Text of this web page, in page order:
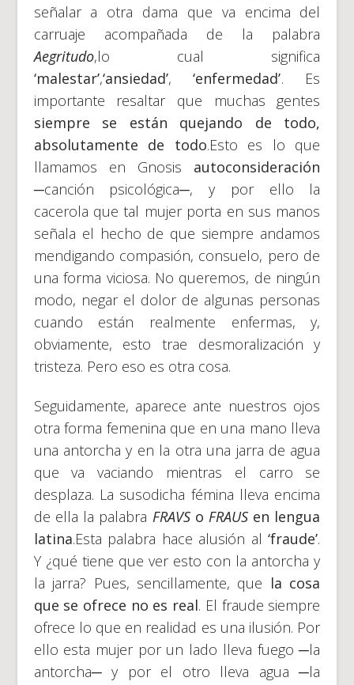
señalar a otra dama que va encima del
carruaje acompañada de la palabra
Aegritudo,lo cual significa
‘malestar’,‘ansiedad’, ‘enfermedad’. Es
importante resaltar que muchas gentes
siempre se están quejando de todo,
absolutamente de todo.Esto es lo que
llamamos en Gnosis autoconsideración
─canción psicológica─, y por ello la
cacerola que tal mujer porta en sus manos
señala el hecho de que siempre andamos
mendigando compasión, consuelo, pero de
una forma viciosa. No queremos, de ningún
modo, negar el dolor de algunas personas
cuando están realmente enfermas, y,
obviamente, esto trae desmoralización y
tristeza. Pero eso es otra cosa.
Seguidamente, aparece ante nuestros ojos
otra forma femenina que en una mano lleva
una antorcha y en la otra una jarra de agua
que va vaciando mientras el carro se
desplaza. La susodicha fémina lleva encima
de ella la palabra FRAVSo FRAUSen lengua
latina.Esta palabra hace alusión al‘fraude’.
Y ¿qué tiene que ver esto con la antorcha y
la jarra? Pues, sencillamente, que la cosa
que se ofrece no es real. El fraude siempre
ofrece lo que en realidad es una ilusión. Por
ello esta mujer por un lado lleva fuego ─la
antorcha─ y por el otro lleva agua ─la